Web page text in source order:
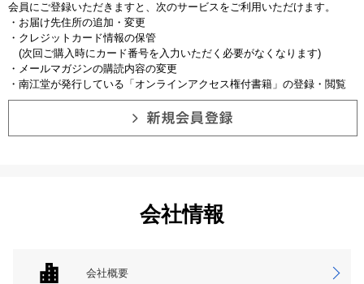
会員にご登録いただきますと、次のサービスをご利用いただけます。
・お届け先住所の追加・変更
・クレジットカード情報の保管
(次回ご購入時にカード番号を入力いただく必要がなくなります)
・メールマガジンの購読内容の変更
・南江堂が発行している「オンラインアクセス権付書籍」の登録・閲覧
会社情報
会社概要